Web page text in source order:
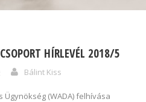
HÍRLEVÉL 2018/5
Bálint Kiss
(WADA) felhívása